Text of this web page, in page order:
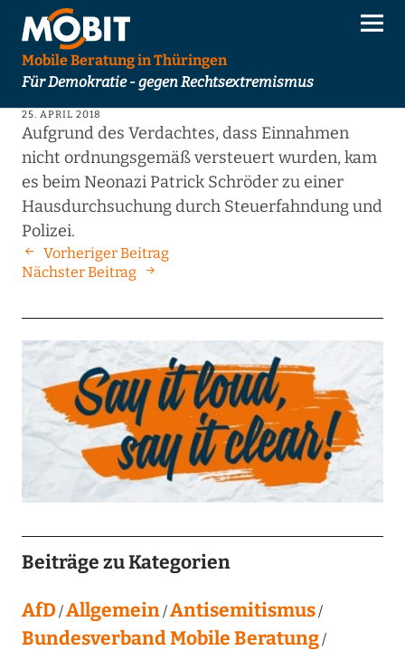
Mobile Beratung in Thüringen
Für Demokratie - gegen Rechtsextremismus
25. APRIL 2018
Aufgrund des Verdachtes, dass Einnahmen
nicht ordnungsgemäß versteuert wurden, kam
es beim Neonazi Patrick Schröder zu einer
Hausdurchsuchung durch Steuerfahndung und
Polizei.
Vorheriger Beitrag
Nächster Beitrag
Beiträge zu Kategorien
AfD Allgemein Antisemitismus
Bundesverband Mobile Beratung